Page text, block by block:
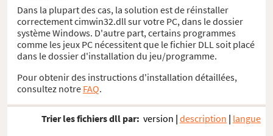
Dans la plupart des cas, la solution est de réinstaller
correctement cimwin32.dll sur votre PC, dans le dossier
système Windows. D'autre part, certains programmes
comme les jeux PC nécessitent que le fichier DLL soit placé
dans le dossier d'installation du jeu/programme.
Pour obtenir des instructions d'installation détaillées,
consultez notre FAQ.
Trier les fichiers dll par: version | description | langue